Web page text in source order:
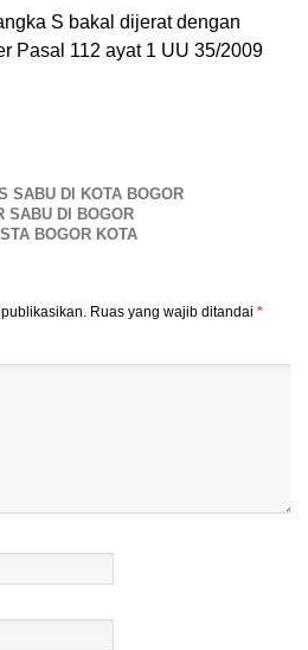
S bakal dijerat dengan
Pasal 112 ayat 1 UU 35/2009
SABU DI KOTA BOGOR
SABU DI BOGOR
BOGOR KOTA
Ruas yang wajib ditandai *